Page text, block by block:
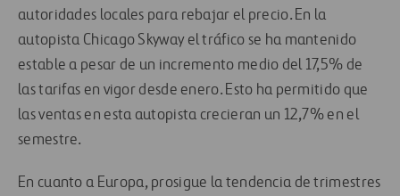
autoridades locales para rebajar el precio. En la
autopista Chicago Skyway el tráfico se ha mantenido
estable a pesar de un incremento medio del 17,5% de
las tarifas en vigor desde enero. Esto ha permitido que
las ventas en esta autopista crecieran un 12,7% en el
semestre.
En cuanto a Europa, prosigue la tendencia de trimestres